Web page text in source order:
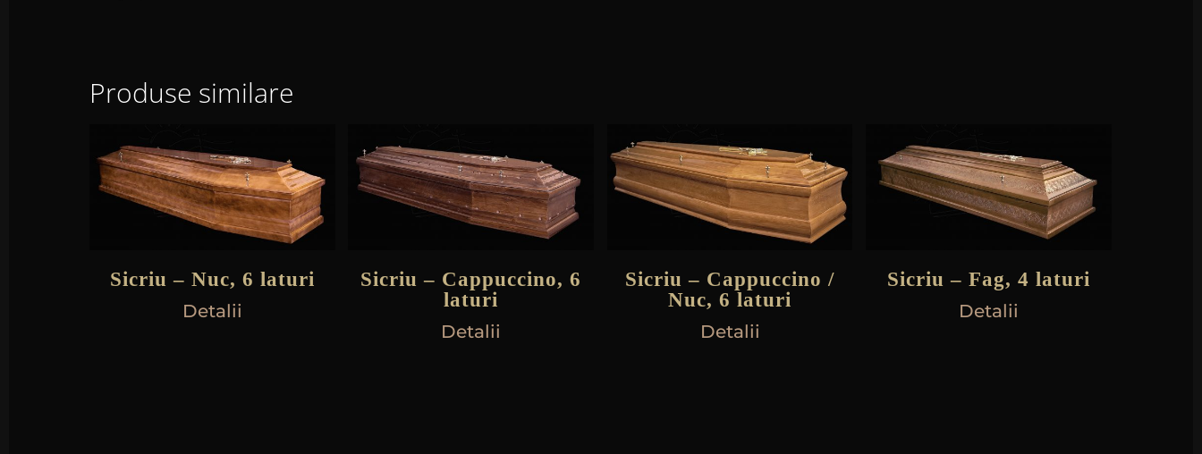
Produse similare
Sicriu – Nuc, 6 laturi
Detalii
Sicriu – Cappuccino, 6
laturi
Detalii
Sicriu – Cappuccino /
Nuc, 6 laturi
Detalii
Sicriu – Fag, 4 laturi
Detalii